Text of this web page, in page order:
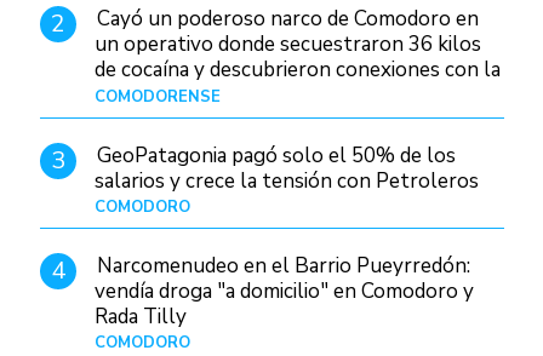
2
Cayó un poderoso narco de Comodoro en
un operativo donde secuestraron 36 kilos
de cocaína y descubrieron conexiones con la
Patagonia
COMODORENSE
3
GeoPatagonia pagó solo el 50% de los
salarios y crece la tensión con Petroleros
COMODORO
4
Narcomenudeo en el Barrio Pueyrredón:
vendía droga "a domicilio" en Comodoro y
Rada Tilly
COMODORO